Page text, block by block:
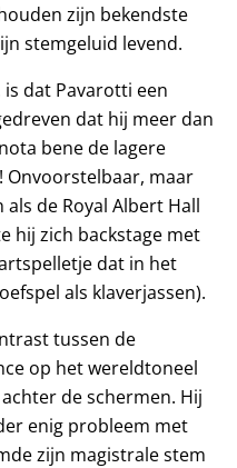
zijn bekendste
stemgeluid levend.
dat Pavarotti een
dat hij meer dan
bene de lagere
Onvoorstelbaar, maar
de Royal Albert Hall
hij zich backstage met
dat in het
als klaverjassen).
tussen de
op het wereldtoneel
de schermen. Hij
enig probleem met
zijn magistrale stem